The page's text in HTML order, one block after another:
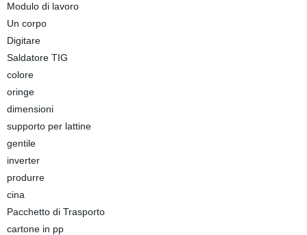
Modulo di lavoro
Un corpo
Digitare
Saldatore TIG
colore
oringe
dimensioni
supporto per lattine
gentile
inverter
produrre
cina
Pacchetto di Trasporto
cartone in pp